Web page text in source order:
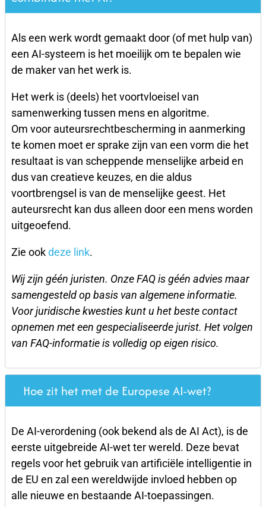
Als een werk wordt gemaakt door (of met hulp van)
een AI-systeem is het moeilijk om te bepalen wie
de maker van het werk is.
Het werk is (deels) het voortvloeisel van
samenwerking tussen mens en algoritme.
Om voor auteursrechtbescherming in aanmerking
te komen moet er sprake zijn van een vorm die het
resultaat is van scheppende menselijke arbeid en
dus van creatieve keuzes, en die aldus
voortbrengsel is van de menselijke geest. Het
auteursrecht kan dus alleen door een mens worden
uitgeoefend.
Zie ookdeze link.
Wij zijn géén juristen. Onze FAQ is géén advies maar
samengesteld op basis van algemene informatie.
Voor juridische kwesties kunt u het beste contact
opnemen met een gespecialiseerde jurist. Het volgen
van FAQ-informatie is volledig op eigen risico.
Hoe zit het met de Europese AI-wet?
De AI-verordening (ook bekend als de AI Act), is de
eerste uitgebreide AI-wet ter wereld. Deze bevat
regels voor het gebruik van artificiële intelligentie in
de EU en zal een wereldwijde invloed hebben op
alle nieuwe en bestaande AI-toepassingen.